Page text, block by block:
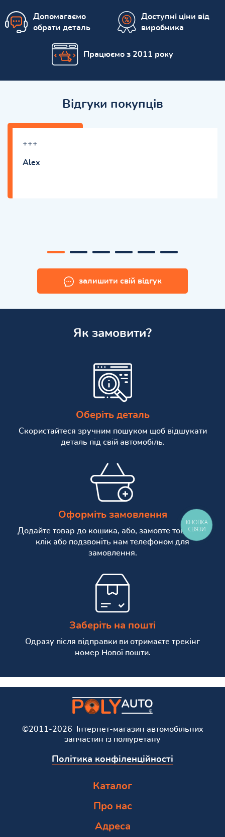
Допомагаємо
обрати деталь
Доступні ціни від
виробника
Працюємо з 2011 року
Відгуки покупців
+++
Alex
залишити свій відгук
Як замовити?
Оберіть деталь
Скористайтеся зручним пошуком щоб відшукати
деталь під свій автомобіль.
Оформіть замовлення
Додайте товар до кошика, або, замовте товар в 1
клік або подзвоніть нам телефоном для
замовлення.
Заберіть на пошті
Одразу після відправки ви отримаєте трекінг
номер Нової пошти.
©2011-2026 Інтернет-магазин автомобільних
запчастин із поліуретану
Політика конфіленційності
Каталог
Про нас
Адреса
КНОПКА
СВЯЗИ